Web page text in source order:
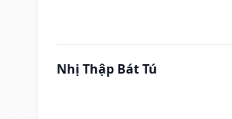
Nhị Thập Bát Tú